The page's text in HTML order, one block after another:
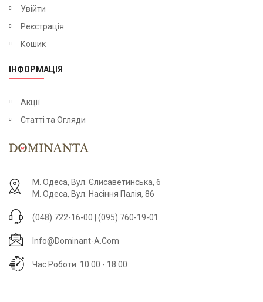
Увійти
Реєстрація
Кошик
ІНФОРМАЦІЯ
Акції
Статті та Огляди
М. Одеса, Вул. Єлисаветинська, 6
М. Одеса, Вул. Насіння Палія, 86
(048) 722-16-00 | (095) 760-19-01
Info@dominant-A.com
Час Роботи: 10:00 - 18:00